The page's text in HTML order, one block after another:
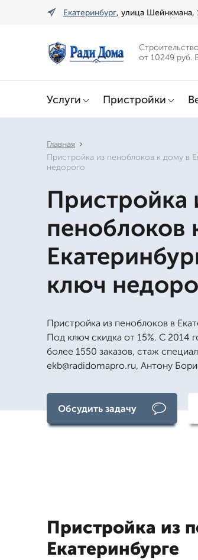
Екатеринбург, улица Шейнкмана,
от 10249 руб.
Услуги Пристройки
Главная
Пристройка из пеноблоков к дому в
недорого
Пристройка
пеноблоков
ключ
Пристройка из пеноблоков в
Под ключ скидка от 15%. С 2014
более 1550 заказов, стаж
ekb@radidomapro.ru, Антону
Обсудить задачу
Пристройка из
Екатеринбурге